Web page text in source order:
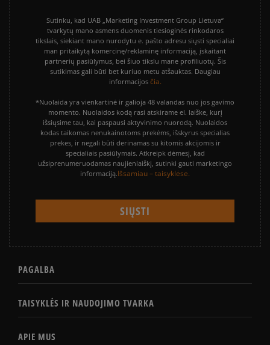
Sutinku, kad UAB „Marketing Investment Group Lietuva“
tvarkytų mano asmens duomenis tiesioginės rinkodaros
tikslais, siekiant mano nurodytu e. pašto adresu siųsti specialiai
man pritaikytą komercinę/reklaminę informaciją, įskaitant
partnerių pasiūlymus, bei šiuo tikslu mane profiliuotų. Šis
sutikimas gali būti bet kuriuo metu atšauktas. Daugiau
informacijos čia.
*Nuolaida yra vienkartinė ir galioja 48 valandas nuo jos gavimo
momento. Nuolaidos kodą rasi atskirame el. laiške, kurį
išsiųsime tau, kai paspausi aktyvinimo nuorodą. Nuolaidos
kodas taikomas nenukainotoms prekėms, išskyrus specialias
prekes, ir negali būti derinamas su kitomis akcijomis ir
specialiais pasiūlymais. Atkreipk dėmesį, kad
užsiprenumeruodamas naujienlaiškį, sutinki gauti marketingo
informaciją.Išsamiau – taisyklėse.
PAGALBA
TAISYKLĖS IR NAUDOJIMO TVARKA
APIE MUS